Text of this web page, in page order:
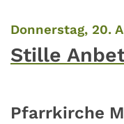
Donnerstag, 20.
Stille
Pfarrkirche